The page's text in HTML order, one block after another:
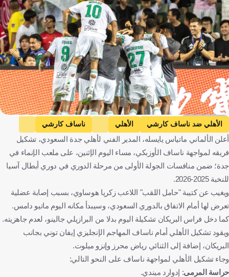
Getty Images
الأهلي ضد ناساف كارشي الأهلي
ناساف كارشي
دوري أبطال آسيا النخبة
المملكة العربية السعودية
أوزبكستان
كرة قدم
أعلن الألماني ماتياس يايسله، المدير الفني لأهلي جدة السعودي، تشكيل
فريقه لمواجهة ناساف الأوزبكي، مساء اليوم الإثنين، على ملعب الإنماء في
جدة؛ ضمن منافسات الجولة الأولى من مرحلة الدوري في دوري أبطال آسيا
للنخبة 2025-2026.
ويغيب عن كتيبة "حامل اللقب" اللاعب زكريا هوساوي، بسبب إصابة عضلية
تعرض لها أمام الاتفاق بالدوري السعودي، وسيبدأ مكانه اليوم ماتيو دامس.
كما دخل فراس البريكان تشكيلة اليوم بدلا من البرازيلي جالينو، لعدم جاهزيته.
ويقود تشكيل الأهلي أمام ناساف المهاجم الإنجليزي إيفان توني بجانب
البريكان، إضافة إلى الثنائي رياض محرز وإنزو ميلوت.
وجاء تشكيل الأهلي لمواجهة ناساف على النحو التالي:
حراسة المرمى: إدوارد ميندي.